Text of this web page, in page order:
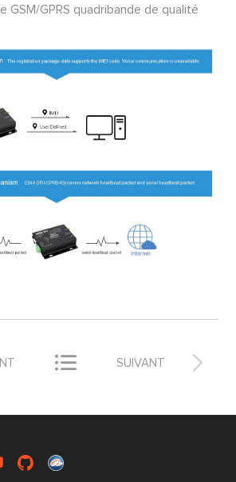
GSM/GPRS quadribande de qualité
 
SUIVANT